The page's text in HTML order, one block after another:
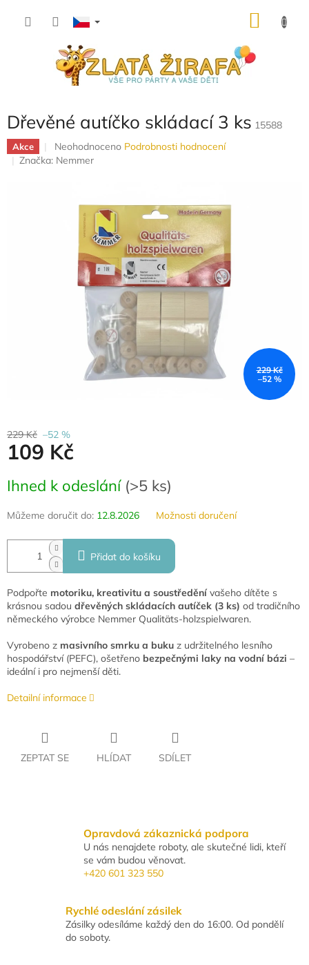
Dřevěné autíčko skládací 3 ks 15588
Akce
Průměrné
hodnocení
hvězdiček.
Neohodnoceno Podrobnosti hodnocení
Značka: Nemmer
229 Kč
–52 %
229 Kč –52 %
109 Kč
cena:
Ihned k odeslání (>5 ks)
Můžeme doručit do: 12.8.2026 Možnosti doručení
Přidat do košíku
Podpořte motoriku, kreativitu a soustředění vašeho dítěte s
krásnou sadou dřevěných skládacích autíček (3 ks) od tradičního
německého výrobce Nemmer Qualitäts-holzspielwaren.
Vyrobeno z masivního smrku a buku z udržitelného lesního
hospodářství (PEFC), ošetřeno bezpečnými laky na vodní bázi –
ideální i pro nejmenší děti.
Detailní informace
ZEPTAT SE HLÍDAT SDÍLET
Opravdová zákaznická podpora
U nás nenajdete roboty, ale skutečné lidi, kteří
se vám budou věnovat.
+420 601 323 550
Rychlé odeslání zásilek
Zásilky odesíláme každý den do 16:00. Od pondělí
do soboty.